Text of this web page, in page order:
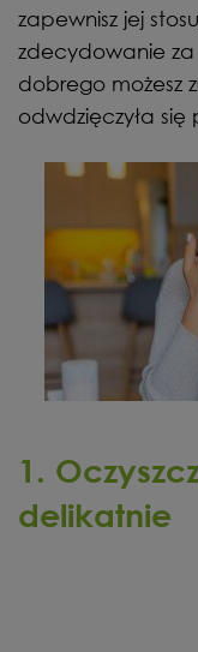
zapewnisz jej
zdecydowanie za
dobrego możesz
odwdzięczyła
1.
delikatnie